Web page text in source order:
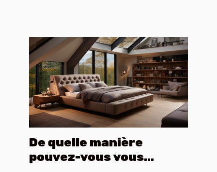
De quelle manière
pouvez-vous vous